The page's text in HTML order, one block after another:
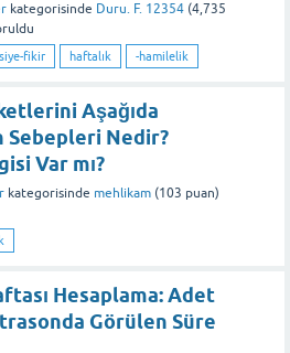
kategorisinde Duru. F. 12354 (4,735
fikir haftalık -hamilelik
Aşağıda
Sebepleri Nedir?
Var mı?
kategorisinde mehlikam (103 puan)
Hesaplama: Adet
Görülen Süre